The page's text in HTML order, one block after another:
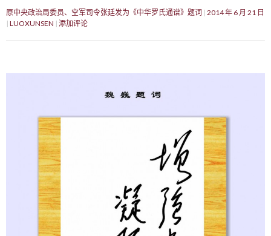
原中央政治局委员、空军司令张廷发为《中华罗氏通谱》题词 2014 年 6 月 21 日
LUOXUNSEN 添加评论